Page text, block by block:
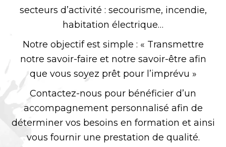
secteurs d’activité : secourisme, incendie,
habitation électrique…
Notre objectif est simple : « Transmettre
notre savoir-faire et notre savoir-être afin
que vous soyez prêt pour l’imprévu »
Contactez-nous pour bénéficier d’un
accompagnement personnalisé afin de
déterminer vos besoins en formation et ainsi
vous fournir une prestation de qualité.